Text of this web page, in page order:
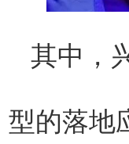
其中，
型的落地